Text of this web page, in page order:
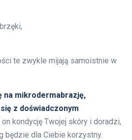
te zwykle mijają samoistnie w
na mikrodermabrazję,
z doświadczonym
on kondycję Twojej skóry i doradzi,
będzie dla Ciebie korzystny.